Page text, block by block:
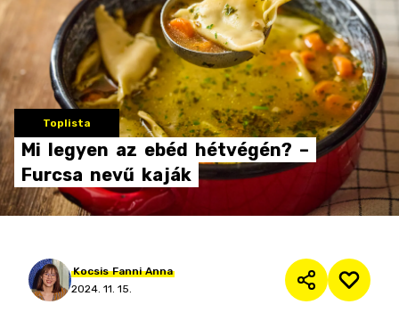
Toplista
Mi legyen az ebéd hétvégén? –
Furcsa nevű kaják
Kocsis Fanni Anna
2024. 11. 15.